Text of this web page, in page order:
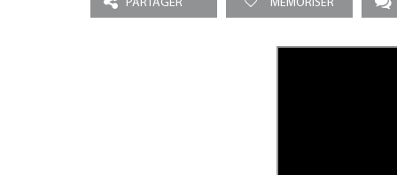
PARTAGER MEMORISER